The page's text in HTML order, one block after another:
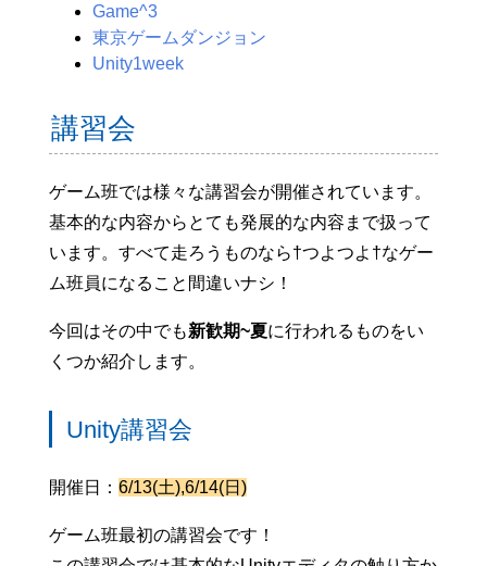
Game^3
東京ゲームダンジョン
Unity1week
講習会
ゲーム班では様々な講習会が開催されています。
基本的な内容からとても発展的な内容まで扱って
います。すべて走ろうものなら†つよつよ†なゲー
ム班員になること間違いナシ！
今回はその中でも新歓期~夏に行われるものをい
くつか紹介します。
Unity講習会
開催日： 6/13(土),6/14(日)
ゲーム班最初の講習会です！